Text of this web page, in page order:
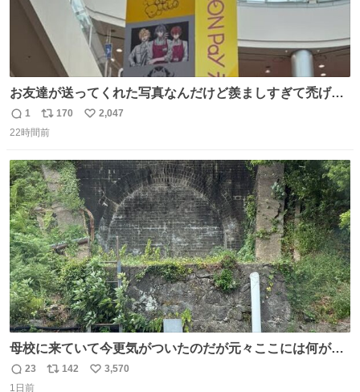
お友達が送ってくれた写真なんだけど羨ましすぎて禿げそ
う
返
信
1
リ
ポ
ト
数
170
い
数
2,047
22時間前
母校に来ていて今更気がついたのだが元々ここには何があ
ったのだろう…？_:(´ཀ`」 ∠):
返
23
リ
142
い
3,570
1日前